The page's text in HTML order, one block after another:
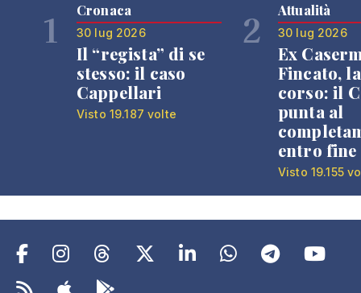
1 Cronaca
30 lug 2026
Il “regista” di se
stesso: il caso
Cappellari
Visto 19.187 volte
2 Attualità
30 lug 2026
Ex
Fincato,
corso: il
punta al
entro fine
Visto 19.155